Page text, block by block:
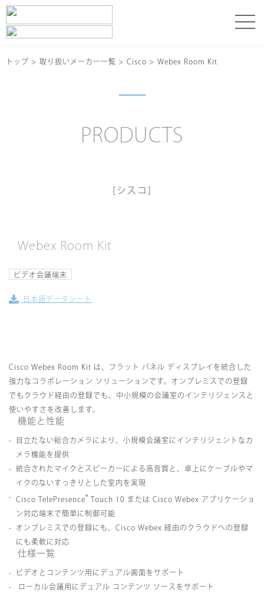
トップ > 取り扱いメーカー一覧 > Cisco > Webex Room Kit
PRODUCTS
[シスコ]
Webex Room Kit
ビデオ会議端末
日本語データシート
Cisco Webex Room Kit は、フラット パネル ディスプレイを統合した
強力なコラボレーション ソリューションです。オンプレミスでの登録
でもクラウド経由の登録でも、中小規模の会議室のインテリジェンスと
使いやすさを改善します。
機能と性能
目立たない総合カメラにより、小規模会議室にインテリジェントなカ
メラ機能を提供
統合されたマイクとスピーカーによる高音質と、卓上にケーブルやマ
イクのないすっきりとした室内を実現
Cisco TelePresence® Touch 10 または Cisco Webex アプリケーショ
ン対応端末で簡単に制御可能
オンプレミスでの登録にも、Cisco Webex 経由のクラウドへの登録
にも柔軟に対応
仕様一覧
ビデオとコンテンツ用にデュアル画面をサポート
ローカル会議用にデュアル コンテンツ ソースをサポート